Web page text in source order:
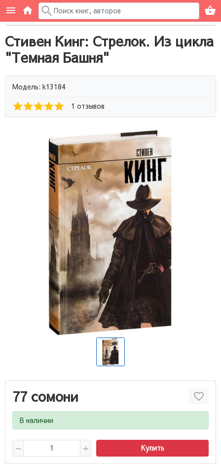
Стивен Кинг: Стрелок. Из цикла
"Темная Башня"
Модель: k13184
1 отзывов
77 сомони
В наличии
Купить